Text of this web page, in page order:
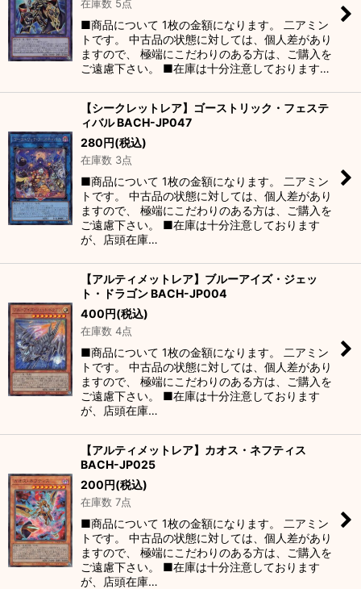
在庫数 5点
■商品について 1枚の金額になります。 二アミン
トです。 中古品の状態に対しては、個人差があり
ますので、 極端にこだわりのある方は、ご購入を
ご遠慮下さい。 ■在庫は十分注意しております…
【シークレットレア】ゴーストリック・フェステ
ィバル BACH-JP047
280円(税込)
在庫数 3点
■商品について 1枚の金額になります。 二アミン
トです。 中古品の状態に対しては、個人差があり
ますので、 極端にこだわりのある方は、ご購入を
ご遠慮下さい。 ■在庫は十分注意しております
が、店頭在庫…
【アルティメットレア】ブルーアイズ・ジェッ
ト・ドラゴン BACH-JP004
400円(税込)
在庫数 4点
■商品について 1枚の金額になります。 二アミン
トです。 中古品の状態に対しては、個人差があり
ますので、 極端にこだわりのある方は、ご購入を
ご遠慮下さい。 ■在庫は十分注意しております
が、店頭在庫…
【アルティメットレア】カオス・ネフティス
BACH-JP025
200円(税込)
在庫数 7点
■商品について 1枚の金額になります。 二アミン
トです。 中古品の状態に対しては、個人差があり
ますので、 極端にこだわりのある方は、ご購入を
ご遠慮下さい。 ■在庫は十分注意しております
が、店頭在庫…